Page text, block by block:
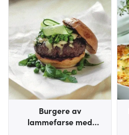
Burgere av
lammefarse med